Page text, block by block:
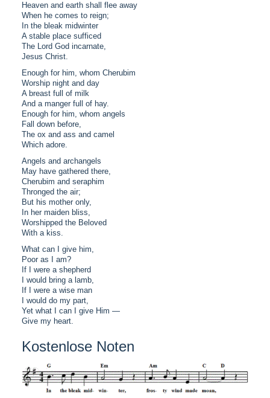
Heaven and earth shall flee away
When he comes to reign;
In the bleak midwinter
A stable place sufficed
The Lord God incarnate,
Jesus Christ.
Enough for him, whom Cherubim
Worship night and day
A breast full of milk
And a manger full of hay.
Enough for him, whom angels
Fall down before,
The ox and ass and camel
Which adore.
Angels and archangels
May have gathered there,
Cherubim and seraphim
Thronged the air;
But his mother only,
In her maiden bliss,
Worshipped the Beloved
With a kiss.
What can I give him,
Poor as I am?
If I were a shepherd
I would bring a lamb,
If I were a wise man
I would do my part,
Yet what I can I give Him —
Give my heart.
Kostenlose Noten